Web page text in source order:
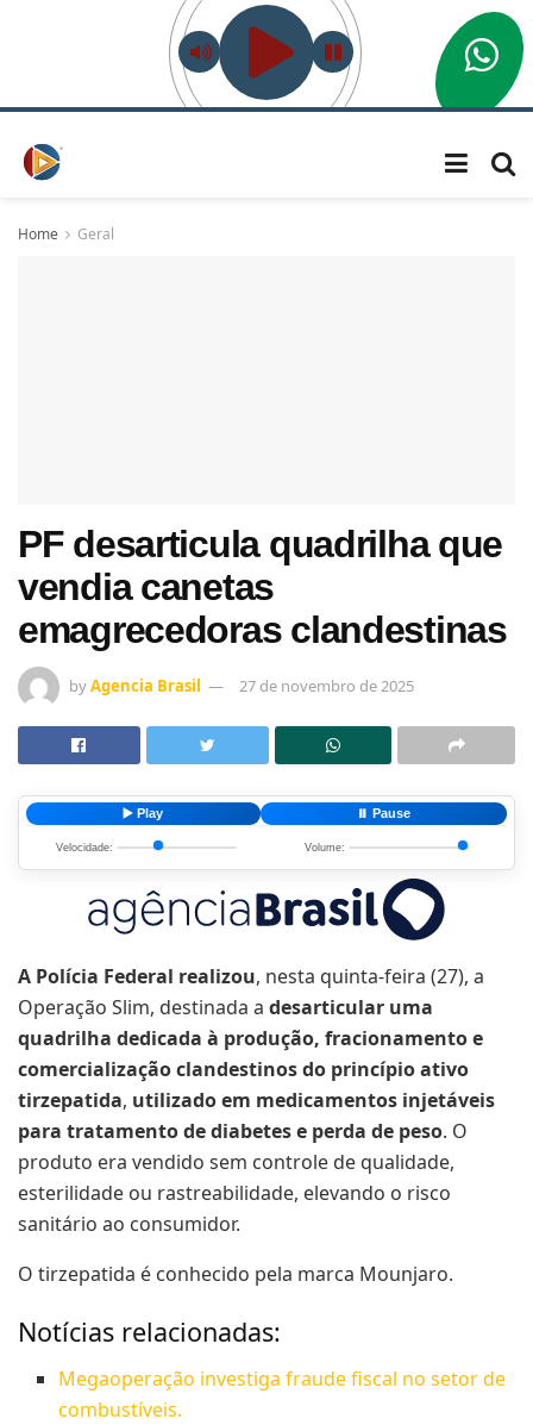
Home Geral
PF desarticula quadrilha que
vendia canetas
emagrecedoras clandestinas
byAgencia Brasil 27 de novembro de 2025
▶️ Play ⏸️ Pause
Velocidade: Volume:
A Polícia Federal realizou, nesta quinta-feira (27), a
Operação Slim, destinada a desarticular uma
quadrilha dedicada à produção, fracionamento e
comercialização clandestinos do princípio ativo
tirzepatida, utilizado em medicamentos injetáveis
para tratamento de diabetes e perda de peso. O
produto era vendido sem controle de qualidade,
esterilidade ou rastreabilidade, elevando o risco
sanitário ao consumidor.
O tirzepatida é conhecido pela marca Mounjaro.
Notícias relacionadas:
Megaoperação investiga fraude fiscal no setor de
combustíveis.